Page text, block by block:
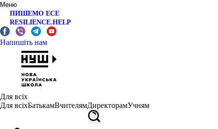
Меню
ПИШЕМО ЕСЕ
RESILIENCE.HELP
Напишіть нам
Для всіх
Для всіхБатькамВчителямДиректорамУчням